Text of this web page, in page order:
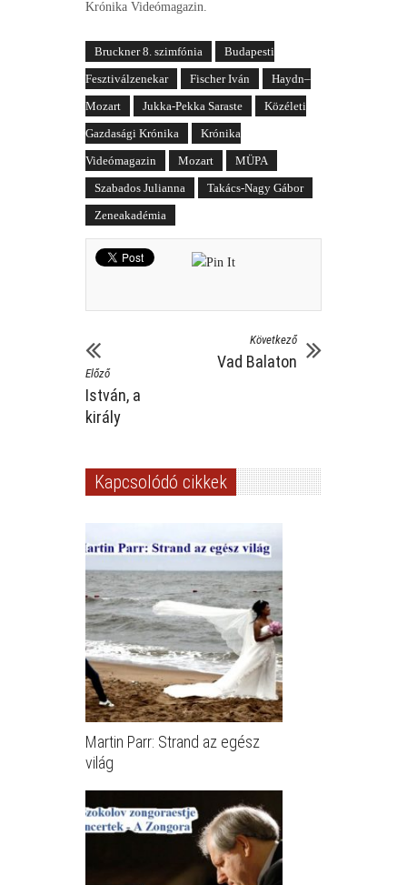
Krónika Videómagazin.
Bruckner 8. szimfónia
Budapesti
Fesztiválzenekar
Fischer Iván
Haydn–
Mozart
Jukka-Pekka Saraste
Közéleti
Gazdasági Krónika
Krónika
Videómagazin
Mozart
MÜPA
Szabados Julianna
Takács-Nagy Gábor
Zeneakadémia
Előző
István, a
király
Következő
Vad Balaton
Kapcsolódó cikkek
Martin Parr: Strand az egész
világ